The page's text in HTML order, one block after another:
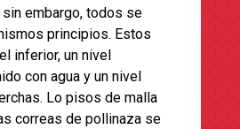
embargo, todos se
principios. Estos
inferior, un nivel
con agua y un nivel
Lo pisos de malla
correas de pollinaza se